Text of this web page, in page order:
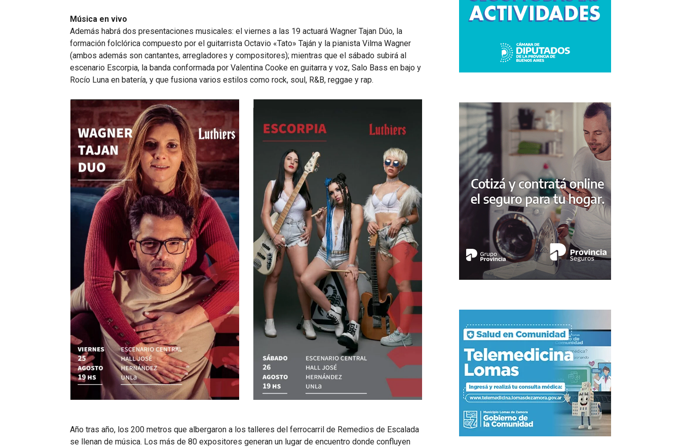
Música en vivo
Además habrá dos presentaciones musicales: el viernes a las 19 actuará Wagner Tajan Dúo, la
formación folclórica compuesto por el guitarrista Octavio «Tato» Taján y la pianista Vilma Wagner
(ambos además son cantantes, arregladores y compositores); mientras que el sábado subirá al
escenario Escorpia, la banda conformada por Valentina Cooke en guitarra y voz, Salo Bass en bajo y
Rocío Luna en batería, y que fusiona varios estilos como rock, soul, R&B, reggae y rap.
Año tras año, los 200 metros que albergaron a los talleres del ferrocarril de Remedios de Escalada
se llenan de música. Los más de 80 expositores generan un lugar de encuentro donde confluyen